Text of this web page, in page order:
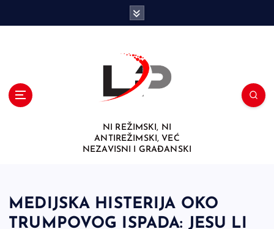
NI REŽIMSKI, NI
ANTIREŽIMSKI, VEĆ
NEZAVISNI I GRAĐANSKI
MEDIJSKA HISTERIJA OKO
TRUMPOVOG ISPADA: JESU LI